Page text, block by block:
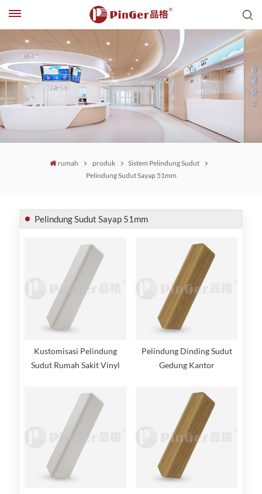
rumah produk
Sistem Pelindung Sudut
Pelindung Sudut Sayap 51mm
Pelindung Sudut Sayap 51mm
Kustomisasi Pelindung
Sudut Rumah Sakit Vinyl
Pelindung Dinding Sudut
Gedung Kantor